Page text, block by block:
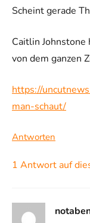
Scheint gerade
Caitlin
von dem ganzen
https://
man-schaut/
Antworten
1 Antwort auf